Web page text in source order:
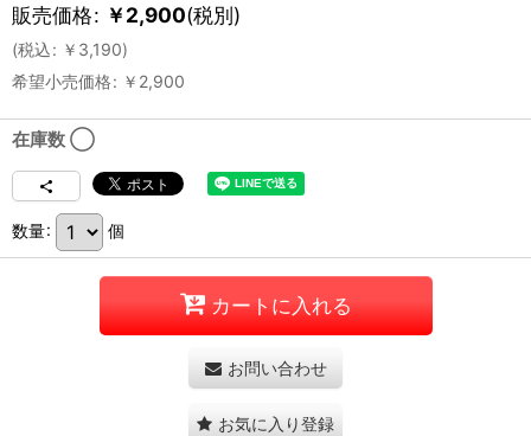
販売価格: ￥2,900(税別)
(税込: ￥ 3,190)
希望小売価格: ￥ 2,900
在庫数 ◯
数量: 個
カートに入れる
お問い合わせ
お気に入り登録